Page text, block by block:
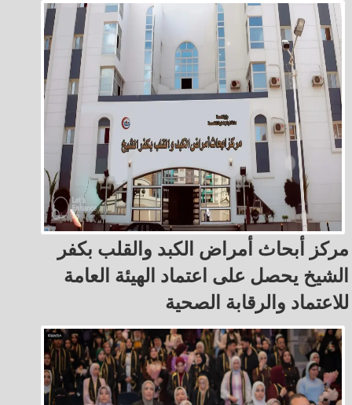
مركز أبحاث أمراض الكبد والقلب بكفر
الشيخ يحصل على اعتماد الهيئة العامة
للاعتماد والرقابة الصحية